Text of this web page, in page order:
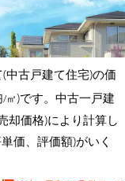
中古戸建て住宅)の価
/㎡)です。中古一戸建
却価格)により計算し
価、評価額)がいく